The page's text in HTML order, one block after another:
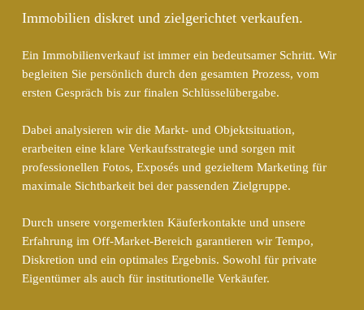
Immobilien diskret und zielgerichtet verkaufen.
Ein Immobilienverkauf ist immer ein bedeutsamer Schritt. Wir
begleiten Sie persönlich durch den gesamten Prozess, vom
ersten Gespräch bis zur finalen Schlüsselübergabe.
Dabei analysieren wir die Markt- und Objektsituation,
erarbeiten eine klare Verkaufsstrategie und sorgen mit
professionellen Fotos, Exposés und gezieltem Marketing für
maximale Sichtbarkeit bei der passenden Zielgruppe.
Durch unsere vorgemerkten Käuferkontakte und unsere
Erfahrung im Off-Market-Bereich garantieren wir Tempo,
Diskretion und ein optimales Ergebnis. Sowohl für private
Eigentümer als auch für institutionelle Verkäufer.